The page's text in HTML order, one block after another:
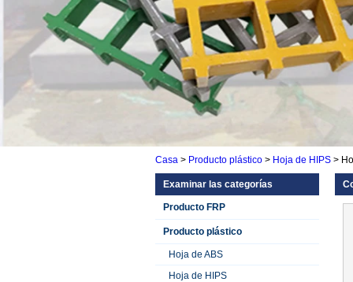
Casa> Producto plástico> Hoja de HIPS>
Examinar las categorías
Producto FRP
Producto plástico
Hoja de ABS
Hoja de HIPS